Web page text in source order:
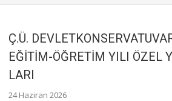
Ç.Ü.
EĞİTİM-ÖĞRETİM YILI ÖZEL
LARI
24 Haziran 2026